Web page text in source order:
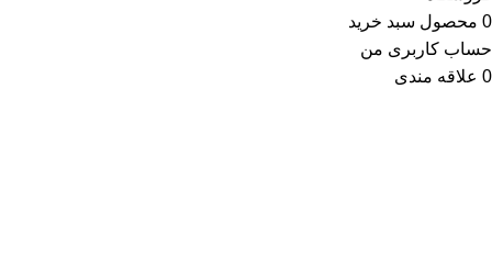
0 محصول سبد خرید
حساب کاربری من
0 علاقه مندی